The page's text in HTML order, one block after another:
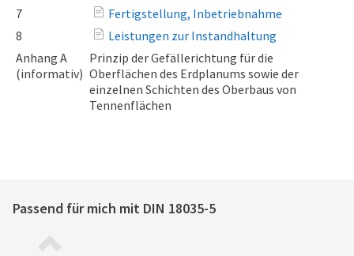
7
Fertigstellung, Inbetriebnahme
8
Leistungen zur Instandhaltung
Anhang A
(informativ)
Prinzip der Gefällerichtung für die
Oberflächen des Erdplanums sowie der
einzelnen Schichten des Oberbaus von
Tennenflächen
Passend für mich mit DIN 18035-5